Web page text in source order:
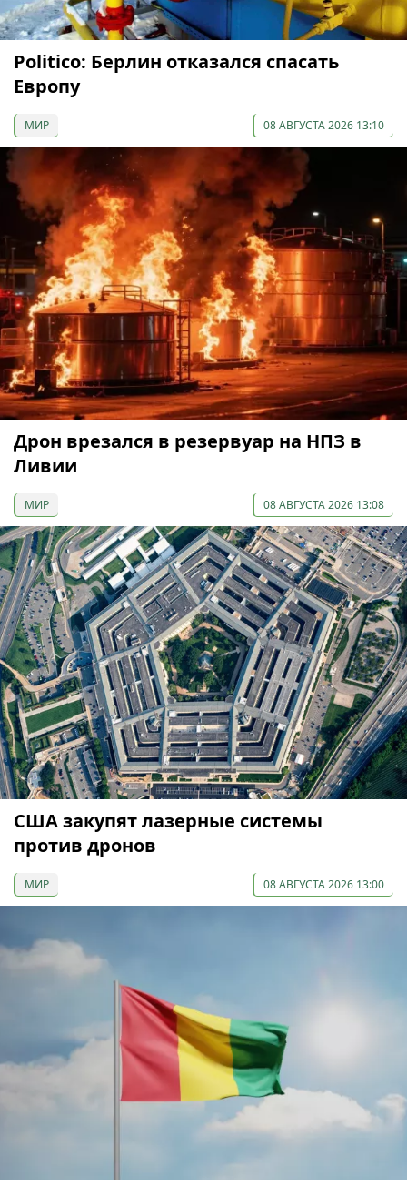
Politico: Берлин отказался спасать
Европу
МИР 08 АВГУСТА 2026 13:10
Дрон врезался в резервуар на НПЗ в
Ливии
МИР 08 АВГУСТА 2026 13:08
США закупят лазерные системы
против дронов
МИР 08 АВГУСТА 2026 13:00